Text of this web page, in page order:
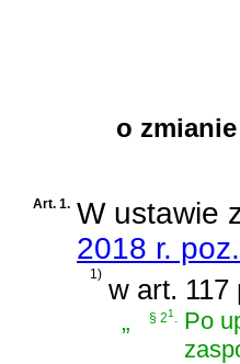
o
Art. 1. W ustawie
2018 r.
1) w art. 117
„ § 21
Po